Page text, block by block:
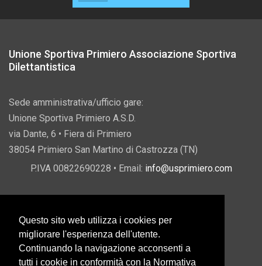
Unione Sportiva Primiero Associazione Sportiva
Dilettantistica
Sede amministrativa/ufficio gare:
Unione Sportiva Primiero A.S.D.
via Dante, 6 • Fiera di Primiero
38054 Primiero San Martino di Castrozza (TN)
P.IVA 00822690228 • Email: info@usprimiero.com
Vantaggi da Pubblica Amministrazione
Questo sito web utilizza i cookies per
migliorare l'esperienza dell'utente.
Continuando la navigazione acconsenti a
tutti i cookie in conformità con la Normativa